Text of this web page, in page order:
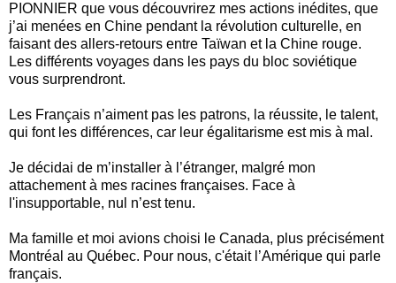
PIONNIER que vous découvrirez mes actions inédites, que
j’ai menées en Chine pendant la révolution culturelle, en
faisant des allers-retours entre Taïwan et la Chine rouge.
Les différents voyages dans les pays du bloc soviétique
vous surprendront.
Les Français n’aiment pas les patrons, la réussite, le talent,
qui font les différences, car leur égalitarisme est mis à mal.
Je décidai de m’installer à l’étranger, malgré mon
attachement à mes racines françaises. Face à
l'insupportable, nul n’est tenu.
Ma famille et moi avions choisi le Canada, plus précisément
Montréal au Québec. Pour nous, c'était l’Amérique qui parle
français.